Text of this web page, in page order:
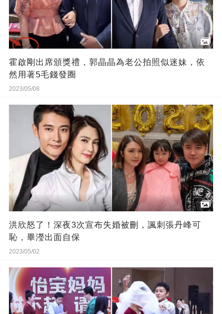
霍啟剛出席頒獎禮，郭晶晶為老公拍照似迷妹，依
然用著5毛錢發圈
2023/05/08
洪欣怒了！深夜3次宣布失婚被刪，諷刺張丹峰可
恥，畢瀅出面自保
2023/05/02